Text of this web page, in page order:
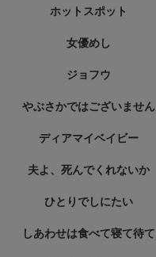
ホットスポット
女優めし
ジョフウ
やぶさかではございません
ディアマイベイビー
夫よ、死んでくれないか
ひとりでしにたい
しあわせは食べて寝て待て